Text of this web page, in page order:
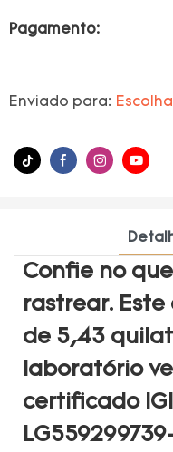
Pagamento:
Enviado para:
Confie no
rastrear. Este
de 5,43
laboratório
certificado